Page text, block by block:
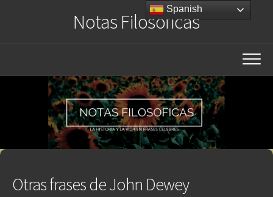
Notas Filosóficas
Otras frases de John Dewey
Spanish